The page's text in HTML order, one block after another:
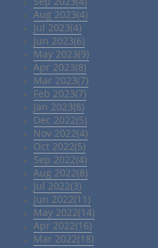
Aug 2023(4)
Jul 2023(4)
Jun 2023(6)
May 2023(9)
Apr 2023(8)
Mar 2023(7)
Feb 2023(7)
Jan 2023(8)
Dec 2022(5)
Nov 2022(4)
Oct 2022(5)
Sep 2022(4)
Aug 2022(8)
Jul 2022(3)
Jun 2022(11)
May 2022(14)
Apr 2022(16)
Mar 2022(18)